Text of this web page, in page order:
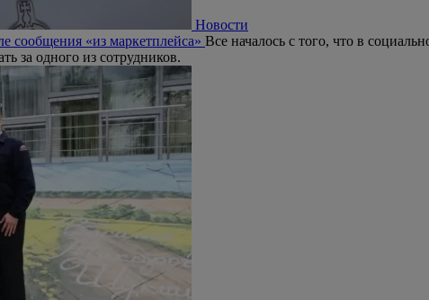
Новости
сообщения «из маркетплейса» Все началось с того, что в
за одного из сотрудников.